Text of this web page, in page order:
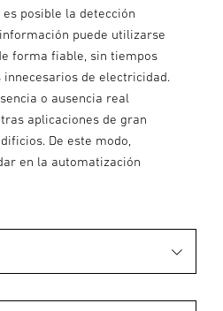
posible la detección
puede utilizarse
forma fiable, sin tiempos
de electricidad.
o ausencia real
aplicaciones de gran
De este modo,
en la automatización